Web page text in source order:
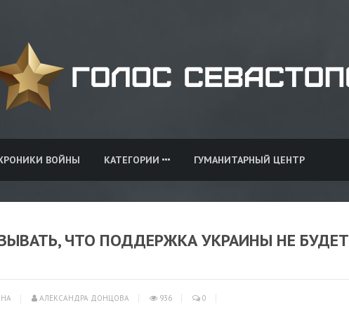
ВОЙНЫ КАТЕГОРИИ ГУМАНИТАРНЫЙ ЦЕНТР
ЧТО ПОДДЕРЖКА УКРАИНЫ НЕ БУДЕТ
АЛЕКСАНДРА ДОНЦОВА 936 0